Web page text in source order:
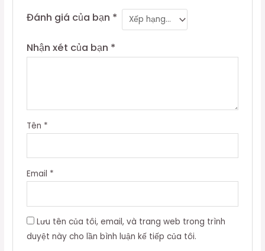
Đánh giá của bạn *
Nhận xét của bạn *
Tên *
Email *
Lưu tên của tôi, email, và trang web trong trình
duyệt này cho lần bình luận kế tiếp của tôi.